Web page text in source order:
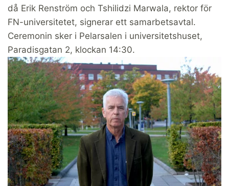
då Erik Renström och Tshilidzi Marwala, rektor för
FN-universitetet, signerar ett samarbetsavtal.
Ceremonin sker i Pelarsalen i universitetshuset,
Paradisgatan 2, klockan 14:30.